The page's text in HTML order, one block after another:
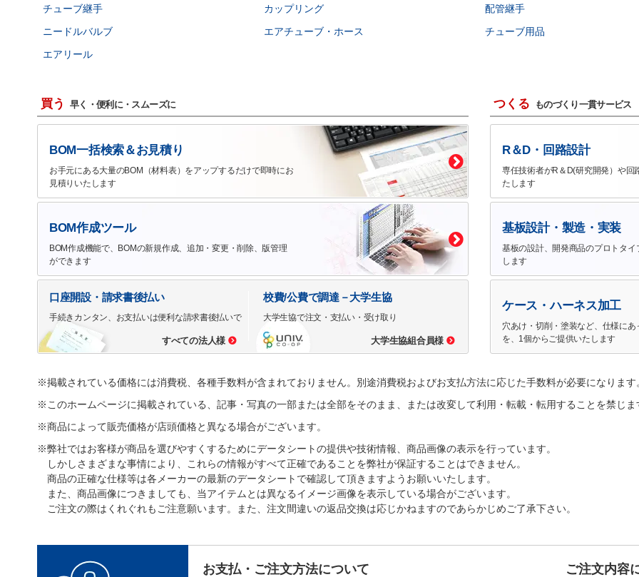
チューブ継手 カップリング
配管継手
ニードルバルブ
エアチューブ・ホース
チューブ用品
エアリール
買う 早く・便利に・スムーズに
BOM一括検索＆お見積り
お手元にある大量のBOM（材料表）をアップするだけで即時にお
見積りいたします
BOM作成ツール
BOM作成機能で、BOMの新規作成、追加・変更・削除、版管理
ができます
口座開設・請求書後払い
手続きカンタン、お支払いは便利な請求書後払いで
すべての法人様
校費/公費で調達－大学生協
大学生協で注文・支払い・受け取り
大学生協組合員様
つくる ものづくり一貫サービス
R＆D・回路設計
専任技術者がR＆D(研究開発）や回
たします
基板設計・製造・実装
基板の設計、開発商品のプロトタ
します
ケース・ハーネス加工
穴あけ・切削・塗装など、仕様に
を、1個からご提供いたします
※掲載されている価格には消費税、各種手数料が含まれておりません。別途消費税およびお支払方法に応じた手数料が必要になります
※このホームページに掲載されている、記事・写真の一部または全部をそのまま、または改変して利用・転載・転用することを禁じま
※商品によって販売価格が店頭価格と異なる場合がございます。
※弊社ではお客様が商品を選びやすくするためにデータシートの提供や技術情報、商品画像の表示を行っています。
しかしさまざまな事情により、これらの情報がすべて正確であることを弊社が保証することはできません。
商品の正確な仕様等は各メーカーの最新のデータシートで確認して頂きますようお願いいたします。
また、商品画像につきましても、当アイテムとは異なるイメージ画像を表示している場合がございます。
ご注文の際はくれぐれもご注意願います。また、注文間違いの返品交換は応じかねますのであらかじめご了承下さい。
お支払・ご注文方法について ご注文内容